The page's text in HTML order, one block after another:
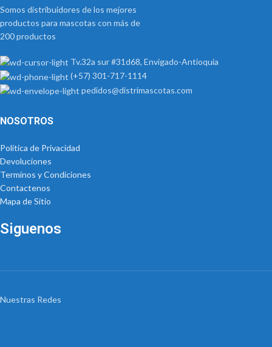
Somos distribuidores de los mejores
productos para mascotas con más de
200 productos
Tv.32a sur #31d68, Envigado-Antioquia
(+57) 301-717-1114
pedidos@distrimascotas.com
NOSOTROS
Política de Privacidad
Devoluciones
Terminos y Condiciones
Contactenos
Mapa de Sitio
Siguenos
Nuestras Redes